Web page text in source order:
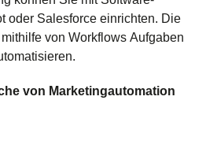
oder Salesforce einrichten. Die
von Workflows Aufgaben
von Marketingautomation